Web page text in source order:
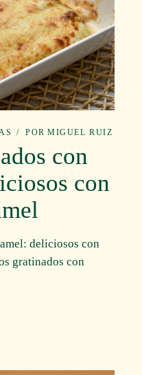
POR MIGUEL RUIZ
con
con
deliciosos con
gratinados con